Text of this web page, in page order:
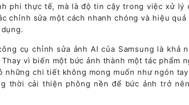
phi thực tế, mà là độ tin cậy trong việc xử lý
chỉnh sửa một cách nhanh chóng và hiệu quả
cụ chỉnh sửa ảnh AI của Samsung là khả
vì biến một bức ảnh thành một tác phẩm
những chi tiết không mong muốn như ngón
thời cải thiện phông nền để bức ảnh trở